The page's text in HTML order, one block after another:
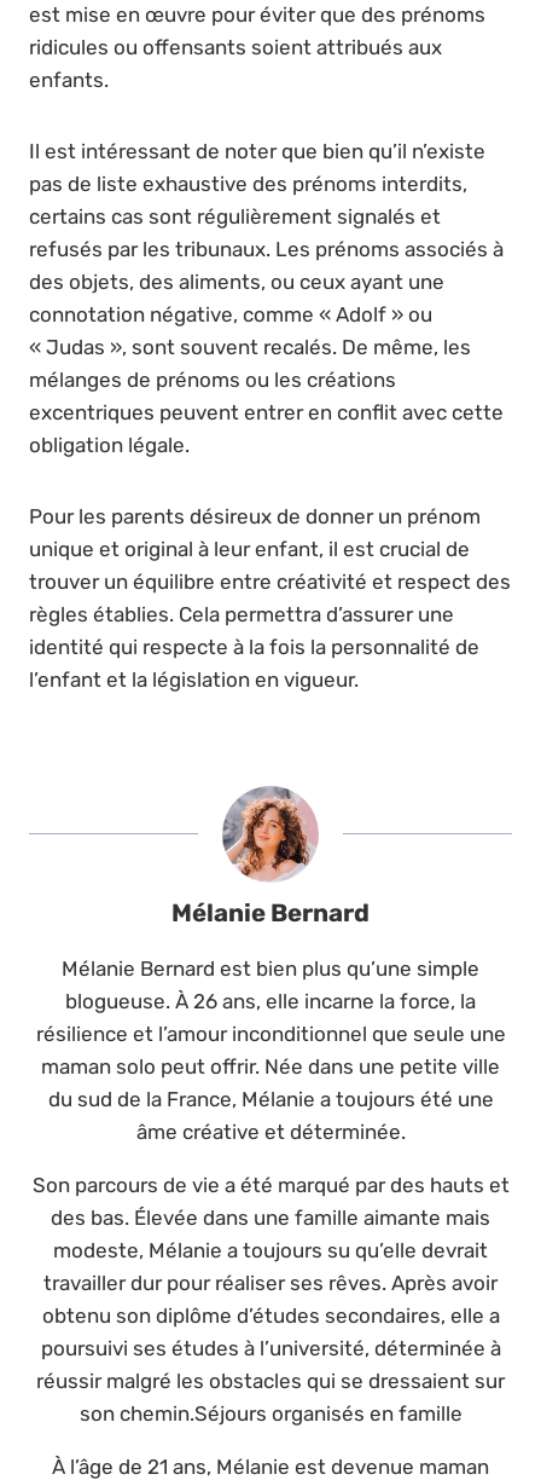
est mise en œuvre pour éviter que des prénoms
ridicules ou offensants soient attribués aux
enfants.
Il est intéressant de noter que bien qu’il n’existe
pas de liste exhaustive des prénoms interdits,
certains cas sont régulièrement signalés et
refusés par les tribunaux. Les prénoms associés à
des objets, des aliments, ou ceux ayant une
connotation négative, comme « Adolf » ou
« Judas », sont souvent recalés. De même, les
mélanges de prénoms ou les créations
excentriques peuvent entrer en conflit avec cette
obligation légale.
Pour les parents désireux de donner un prénom
unique et original à leur enfant, il est crucial de
trouver un équilibre entre créativité et respect des
règles établies. Cela permettra d’assurer une
identité qui respecte à la fois la personnalité de
l’enfant et la législation en vigueur.
Mélanie Bernard
Mélanie Bernard est bien plus qu’une simple
blogueuse. À 26 ans, elle incarne la force, la
résilience et l’amour inconditionnel que seule une
maman solo peut offrir. Née dans une petite ville
du sud de la France, Mélanie a toujours été une
âme créative et déterminée.
Son parcours de vie a été marqué par des hauts et
des bas. Élevée dans une famille aimante mais
modeste, Mélanie a toujours su qu’elle devrait
travailler dur pour réaliser ses rêves. Après avoir
obtenu son diplôme d’études secondaires, elle a
poursuivi ses études à l’université, déterminée à
réussir malgré les obstacles qui se dressaient sur
son chemin.Séjours organisés en famille
À l’âge de 21 ans, Mélanie est devenue maman